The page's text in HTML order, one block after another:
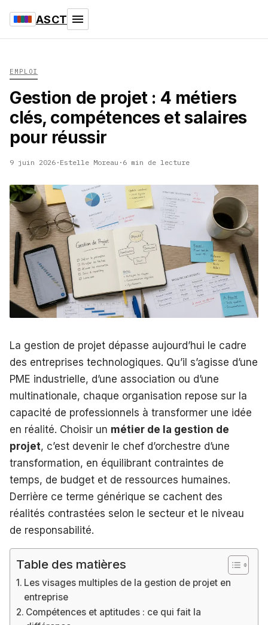
ASCT
EMPLOI
Gestion de projet : 4 métiers
clés, compétences et salaires
pour réussir
9 juin 2026 · Estelle Moreau · 6 min de lecture
La gestion de projet dépasse aujourd’hui le cadre
des entreprises technologiques. Qu’il s’agisse d’une
PME industrielle, d’une association ou d’une
multinationale, chaque organisation repose sur la
capacité de professionnels à transformer une idée
en réalité. Choisir un métier de la gestion de
projet, c’est devenir le chef d’orchestre d’une
transformation, en équilibrant contraintes de
temps, de budget et de ressources humaines.
Derrière ce terme générique se cachent des
réalités contrastées selon le secteur et le niveau
de responsabilité.
Table des matières
Les visages multiples de la gestion de projet en
entreprise
Compétences et aptitudes : ce qui fait la